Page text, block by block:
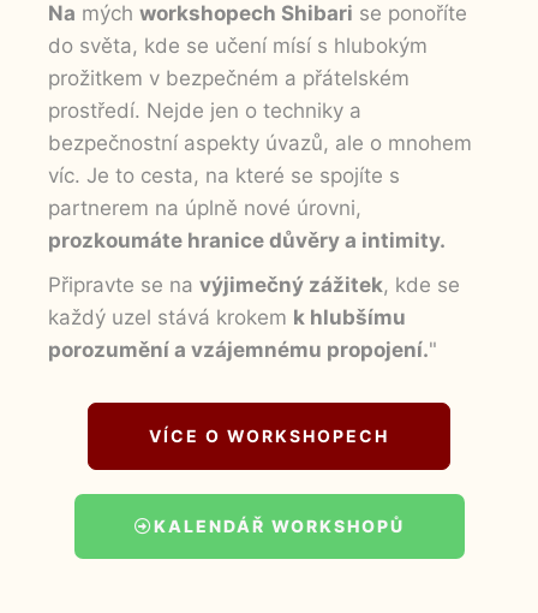
Na mých workshopech Shibari se ponoříte
do světa, kde se učení mísí s hlubokým
prožitkem v bezpečném a přátelském
prostředí. Nejde jen o techniky a
bezpečnostní aspekty úvazů, ale o mnohem
víc. Je to cesta, na které se spojíte s
partnerem na úplně nové úrovni,
prozkoumáte hranice důvěry a intimity.
Připravte se na výjimečný zážitek, kde se
každý uzel stává krokem k hlubšímu
porozumění a vzájemnému propojení."
VÍCE O WORKSHOPECH
KALENDÁŘ WORKSHOPŮ